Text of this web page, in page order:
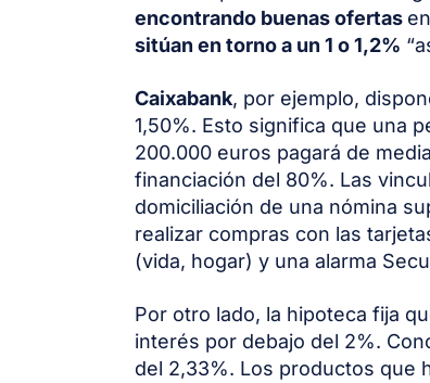
encontrando buenas ofertas
sitúan en torno a un 1 o 1,2%
Caixabank, por ejemplo,
1,50%. Esto significa que una
200.000 euros pagará de
financiación del 80%. Las
domiciliación de una nómina
realizar compras con las
(vida, hogar) y una alarma
Por otro lado, la hipoteca fija
interés por debajo del 2%.
del 2,33%. Los productos que